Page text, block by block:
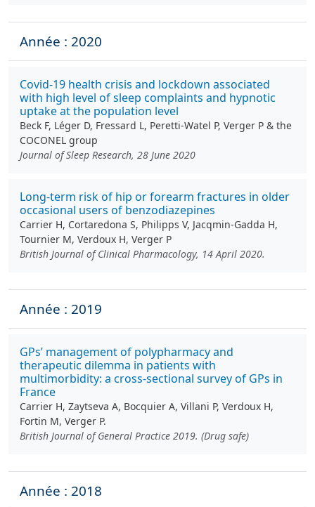
Année : 2020
Covid‐19 health crisis and lockdown associated
with high level of sleep complaints and hypnotic
uptake at the population level
Beck F, Léger D, Fressard L, Peretti-Watel P, Verger P & the
COCONEL group
Journal of Sleep Research, 28 June 2020
Long‐term risk of hip or forearm fractures in older
occasional users of benzodiazepines
Carrier H, Cortaredona S, Philipps V, Jacqmin‐Gadda H,
Tournier M, Verdoux H, Verger P
British Journal of Clinical Pharmacology, 14 April 2020.
Année : 2019
GPs’ management of polypharmacy and
therapeutic dilemma in patients with
multimorbidity: a cross-sectional survey of GPs in
France
Carrier H, Zaytseva A, Bocquier A, Villani P, Verdoux H,
Fortin M, Verger P.
British Journal of General Practice 2019. (Drug safe)
Année : 2018